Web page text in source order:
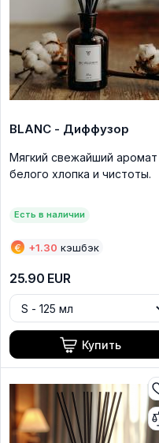
BLANC - Диффузор
Мягкий свежайший аромат
белого хлопка и чистоты.
Есть в наличии
€ +1.30 кэшбэк
25.90 EUR
Купить